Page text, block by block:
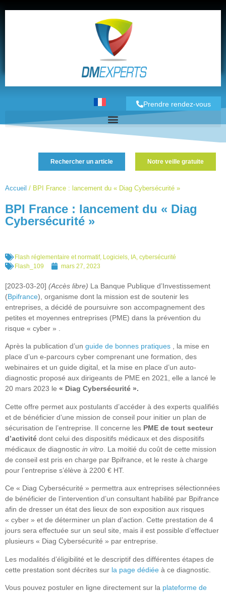
Prendre rendez-vous
Accueil / BPI France : lancement du « Diag Cybersécurité »
BPI France : lancement du « Diag
Cybersécurité »
Rechercher un article Notre veille gratuite
Flash réglementaire et normatif, Logiciels, IA, cybersécurité
Flash_109
mars 27, 2023
[2023-03-20] (Accès libre) La Banque Publique d’Investissement
(Bpifrance), organisme dont la mission est de soutenir les
entreprises, a décidé de poursuivre son accompagnement des
petites et moyennes entreprises (PME) dans la prévention du
risque « cyber » .
Après la publication d’un guide de bonnes pratiques , la mise en
place d’un e-parcours cyber comprenant une formation, des
webinaires et un guide digital, et la mise en place d’un auto-
diagnostic proposé aux dirigeants de PME en 2021, elle a lancé le
20 mars 2023 le « Diag Cybersécurité ».
Cette offre permet aux postulants d’accéder à des experts qualifiés
et de bénéficier d’une mission de conseil pour initier un plan de
sécurisation de l’entreprise. Il concerne les PME de tout secteur
d’activité dont celui des dispositifs médicaux et des dispositifs
médicaux de diagnostic in vitro . La moitié du coût de cette mission
de conseil est pris en charge par Bpifrance, et le reste à charge
pour l’entreprise s’élève à 2200 € HT.
Ce « Diag Cybersécurité » permettra aux entreprises sélectionnées
de bénéficier de l’intervention d’un consultant habilité par Bpifrance
afin de dresser un état des lieux de son exposition aux risques
« cyber » et de déterminer un plan d’action. Cette prestation de 4
jours sera effectuée sur un seul site, mais il est possible d’effectuer
plusieurs « Diag Cybersécurité » par entreprise.
Les modalités d’éligibilité et le descriptif des différentes étapes de
cette prestation sont décrites sur la page dédiée à ce diagnostic.
Vous pouvez postuler en ligne directement sur la plateforme de